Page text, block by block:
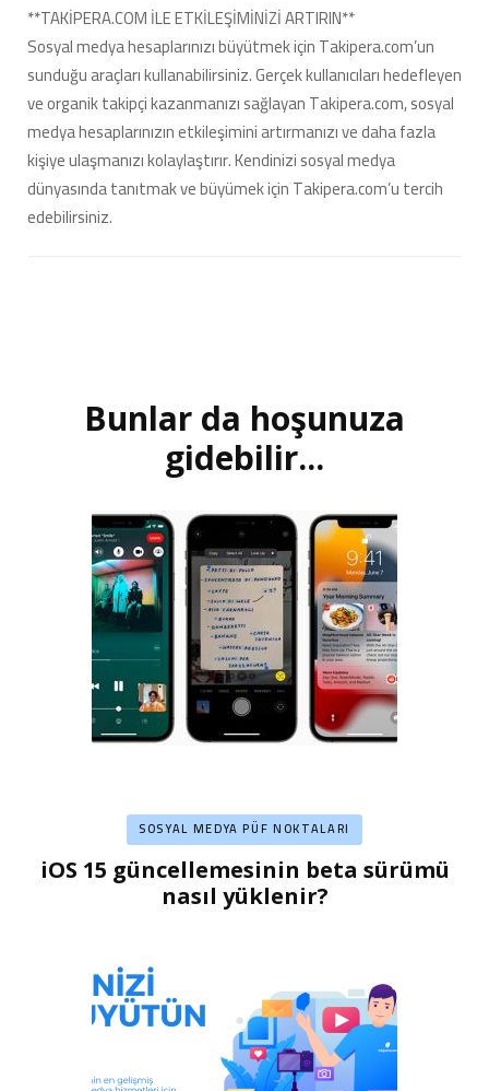
**TAKİPERA.COM İLE ETKİLEŞİMİNİZİ ARTIRIN**
Sosyal medya hesaplarınızı büyütmek için Takipera.com’un
sunduğu araçları kullanabilirsiniz. Gerçek kullanıcıları hedefleyen
ve organik takipçi kazanmanızı sağlayan Takipera.com, sosyal
medya hesaplarınızın etkileşimini artırmanızı ve daha fazla
kişiye ulaşmanızı kolaylaştırır. Kendinizi sosyal medya
dünyasında tanıtmak ve büyümek için Takipera.com’u tercih
edebilirsiniz.
Bunlar da hoşunuza
gidebilir...
SOSYAL MEDYA PÜF NOKTALARI
iOS 15 güncellemesinin beta sürümü
nasıl yüklenir?